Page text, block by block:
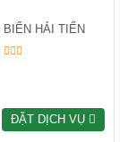
BIỂN HẢI TIẾN
ĐẶT DỊCH VỤ